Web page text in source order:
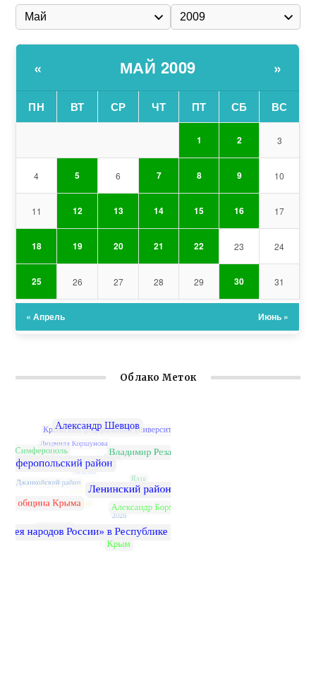
« МАЙ 2009 »
ПН ВТ СР ЧТ ПТ СБ ВС
1 2 3
4 5 6 7 8 9 10
11 12 13 14 15 16 17
18 19 20 21 22 23 24
25 26 27 28 29 30 31
« Апрель Июнь »
Облако Меток